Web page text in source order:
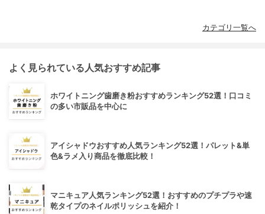
カテゴリ一覧へ
よく見られている人気おすすめ記事
ホワイトニング歯磨き粉おすすめランキング52選！口コミ
の多い市販品を中心に
アイシャドウおすすめ人気ランキング52選！パレット&単
色&ラメ入り商品を徹底比較！
マニキュア人気ランキング52選！おすすめのプチプラや速
乾タイプのネイルポリッシュを紹介！